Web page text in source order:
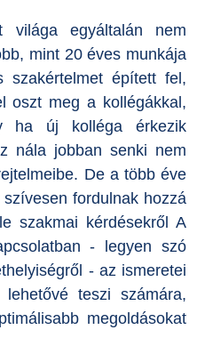
világa egyáltalán nem
mint 20 éves munkája
szakértelmet épített fel,
oszt meg a kollégákkal,
ha új kolléga érkezik
nála jobban senki nem
De a több éve
fordulnak hozzá
szakmai kérdésekről A
- legyen szó
- az ismeretei
teszi számára,
megoldásokat